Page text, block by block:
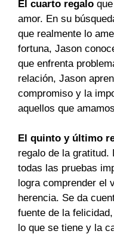
El cuarto regalo
amor. En su
que realmente lo
fortuna, Jason
que enfrenta
relación, Jason
compromiso y la
aquellos que
El quinto y último
regalo de la gratitud.
todas las pruebas
logra comprender el
herencia. Se da
fuente de la
lo que se tiene y la